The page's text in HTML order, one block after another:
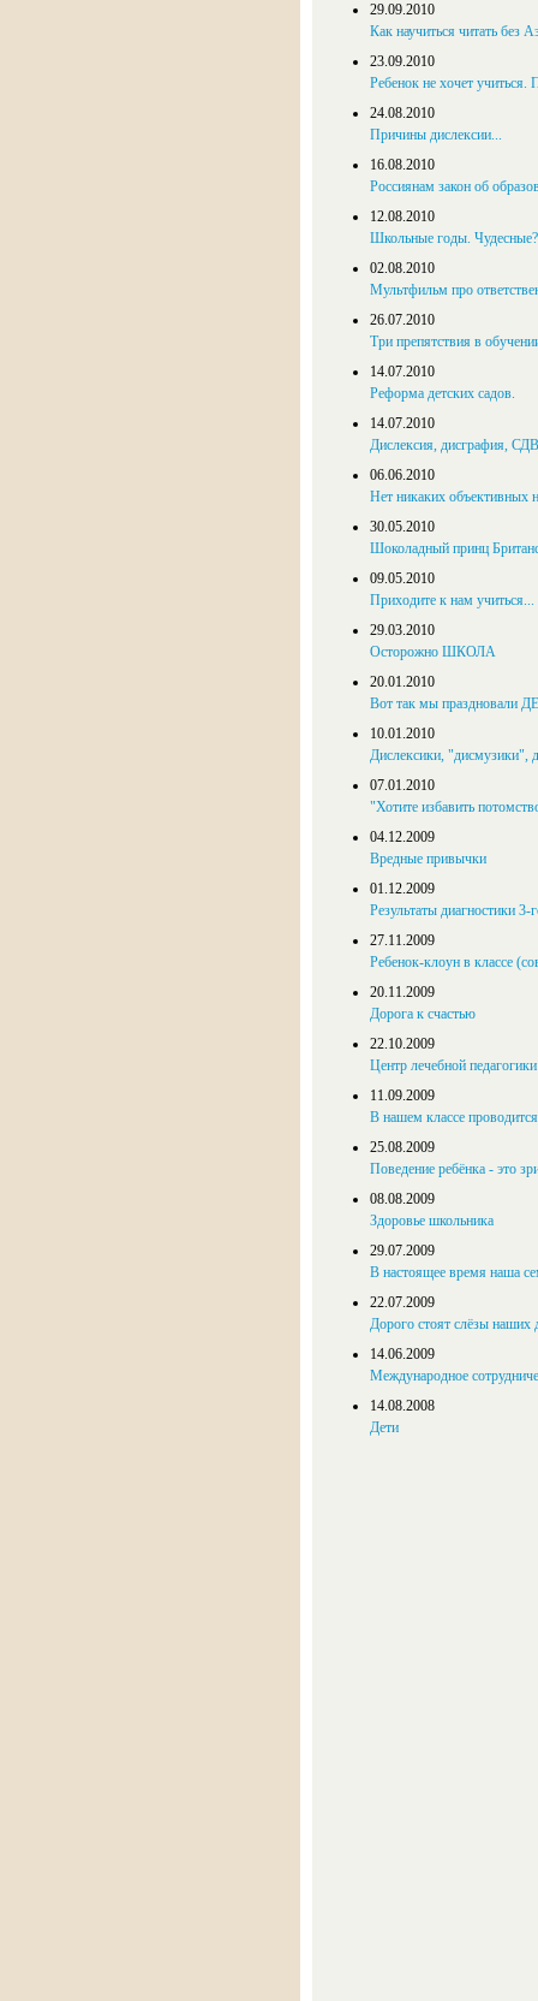
29.09.2010
Как научиться читать без
23.09.2010
Ребенок не хочет учиться.
24.08.2010
Причины дислексии...
16.08.2010
Россиянам закон об
12.08.2010
Школьные годы. Чудесные?
02.08.2010
Мультфильм про
26.07.2010
Три препятствия в
14.07.2010
Реформа детских садов.
14.07.2010
Дислексия, дисграфия,
06.06.2010
Нет никаких объективных
30.05.2010
Шоколадный принц
09.05.2010
Приходите к нам учиться...
29.03.2010
Осторожно ШКОЛА
20.01.2010
Вот так мы
10.01.2010
Дислексики, "дисмузики",
07.01.2010
"Хотите избавить
04.12.2009
Вредные привычки
01.12.2009
Результаты диагностики 3-
27.11.2009
Ребенок-клоун в классе
20.11.2009
Дорога к счастью
22.10.2009
Центр лечебной педагогики
11.09.2009
В нашем классе
25.08.2009
Поведение ребёнка - это
08.08.2009
Здоровье школьника
29.07.2009
В настоящее время наша
22.07.2009
Дорого стоят слёзы наших
14.06.2009
Международное
14.08.2008
Дети